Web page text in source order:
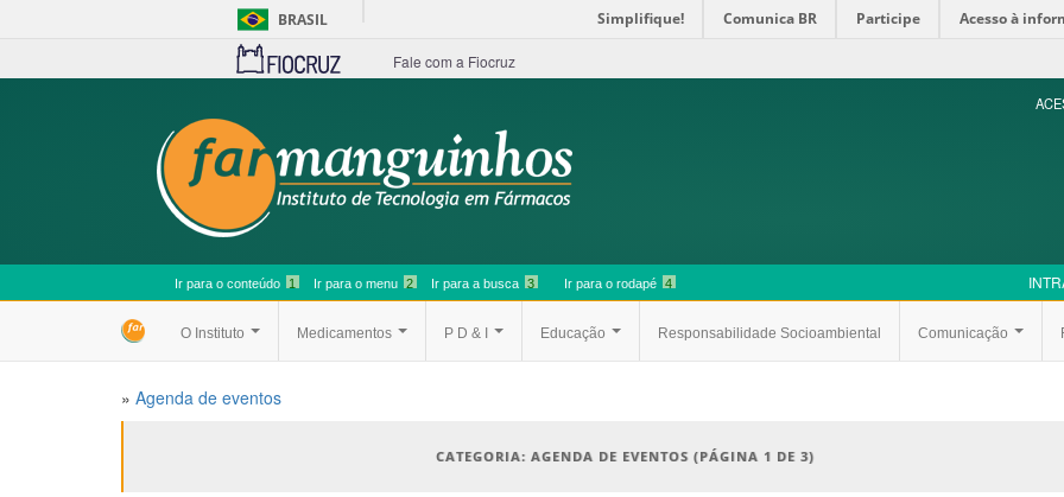
BRASIL Simplifique! Comunica BR Participe Acesso à
Fale com a Fiocruz
Ir para o conteúdo 1 Ir para o menu 2 Ir para a busca 3 Ir para o rodapé 4
O Instituto Medicamentos P D & I Educação Responsabilidade Socioambiental Comunicação
» Agenda de eventos
CATEGORIA: AGENDA DE EVENTOS(PÁGINA 1 DE 3)